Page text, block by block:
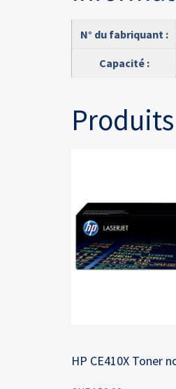
N° du fabriquant :
Capacité :
HP CE410X Toner